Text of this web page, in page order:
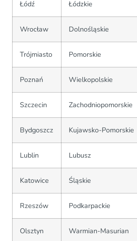
Łódź Łódzkie
Wrocław Dolnośląskie
Trójmiasto Pomorskie
Poznań Wielkopolskie
Szczecin Zachodniopomorskie
Bydgoszcz Kujawsko-Pomorskie
Lublin Lubusz
Katowice Śląskie
Rzeszów Podkarpackie
Olsztyn Warmian-Masurian